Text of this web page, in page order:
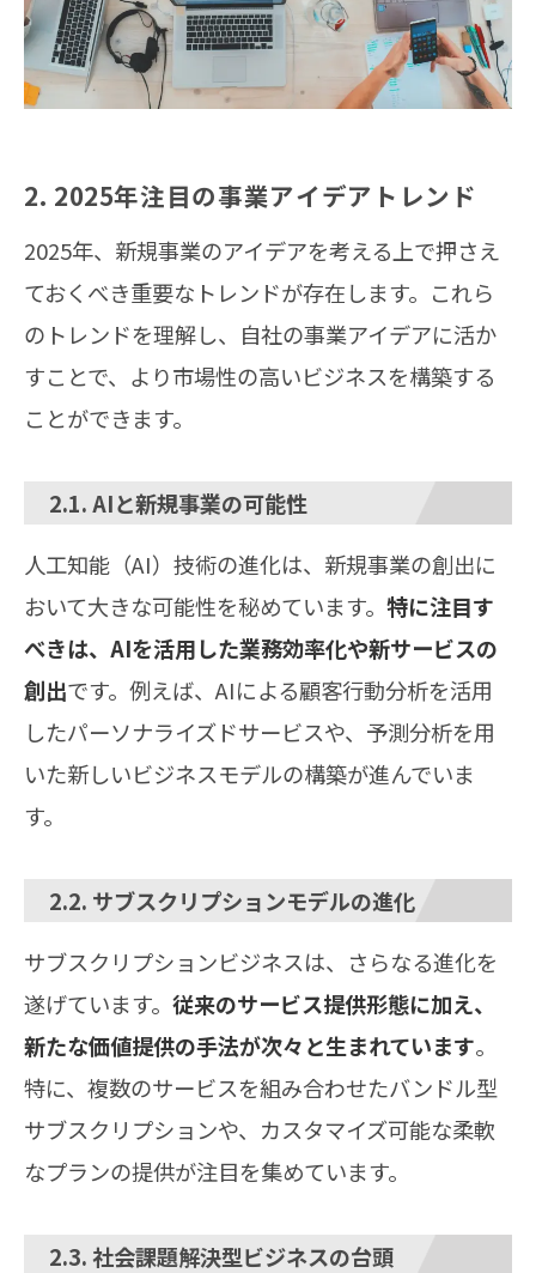
2. 2025年注目の事業アイデアトレンド
2025年、新規事業のアイデアを考える上で押さえ
ておくべき重要なトレンドが存在します。これら
のトレンドを理解し、自社の事業アイデアに活か
すことで、より市場性の高いビジネスを構築する
ことができます。
2.1. AIと新規事業の可能性
人工知能（AI）技術の進化は、新規事業の創出に
おいて大きな可能性を秘めています。 特に注目す
べきは、AIを活用した業務効率化や新サービスの
創出です。例えば、AIによる顧客行動分析を活用
したパーソナライズドサービスや、予測分析を用
いた新しいビジネスモデルの構築が進んでいま
す。
2.2. サブスクリプションモデルの進化
サブスクリプションビジネスは、さらなる進化を
遂げています。 従来のサービス提供形態に加え、
新たな価値提供の手法が次々と生まれています。
特に、複数のサービスを組み合わせたバンドル型
サブスクリプションや、カスタマイズ可能な柔軟
なプランの提供が注目を集めています。
2.3. 社会課題解決型ビジネスの台頭